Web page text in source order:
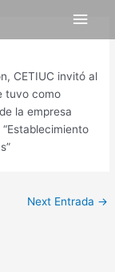
Main
CETIUC invitó al
tuvo como
la empresa
Next Entrada →